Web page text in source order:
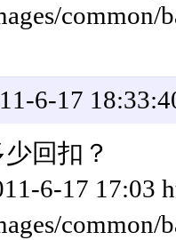
common/
6-17
回扣？
6-17 17:03